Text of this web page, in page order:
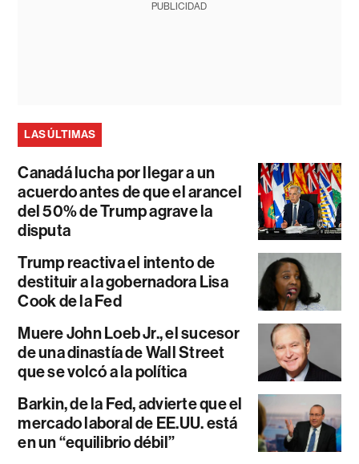
PUBLICIDAD
LAS ÚLTIMAS
Canadá lucha por llegar a un
acuerdo antes de que el arancel
del 50% de Trump agrave la
disputa
Trump reactiva el intento de
destituir a la gobernadora Lisa
Cook de la Fed
Muere John Loeb Jr., el sucesor
de una dinastía de Wall Street
que se volcó a la política
Barkin, de la Fed, advierte que el
mercado laboral de EE.UU. está
en un “equilibrio débil”